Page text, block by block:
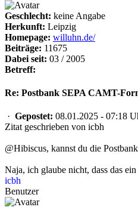
Geschlecht: keine Angabe
Herkunft: Leipzig
Homepage: willuhn.de/
Beiträge: 11675
Dabei seit: 03 / 2005
Betreff:
Re: Postbank SEPA CAMT-
· Gepostet: 08.01.2025 - 07:18
Zitat geschrieben von icbh
@Hibiscus, kannst du die
Naja, ich glaube nicht, dass das
icbh
Benutzer